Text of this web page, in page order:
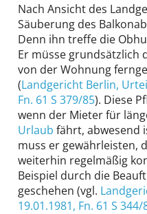
Nach Ansicht des
Säuberung des
Denn ihn treffe die
Er müsse grundsätzlich
von der Wohnung
(Landgericht Berlin,
Fn. 61 S 379/85). Diese
wenn der Mieter für
Urlaub fährt, abwesend
muss er gewährleisten,
weiterhin regelmäßig
Beispiel durch die
geschehen (vgl.
19.01.1981, Fn. 61 S 344/